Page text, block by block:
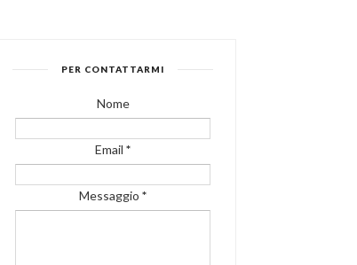
PER CONTATTARMI
Nome
Email*
Messaggio*